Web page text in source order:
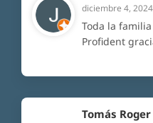
diciembre 4, 2024
Toda la
Profident
Tomás Roger